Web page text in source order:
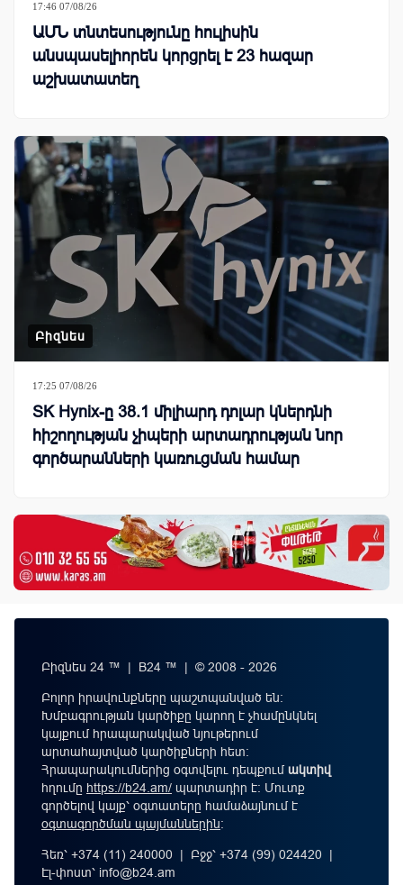
17:46 07/08/26
ԱՄՆ տնտեսությունը հուլիսին
անսպասելիորեն կորցրել է 23 հազար
աշխատատեղ
Բիզնես
17:25 07/08/26
SK Hynix-ը 38.1 միլիարդ դոլար կներդնի
հիշողության չիպերի արտադրության նոր
գործարանների կառուցման համար
Բիզնես 24 ™ | B24 ™ | © 2008 - 2026
Բոլոր իրավունքները պաշտպանված են:
Խմբագրության կարծիքը կարող է չհամընկնել
կայքում հրապարակված նյութերում
արտահայտված կարծիքների հետ:
Հրապարակումներից օգտվելու դեպքումակտիվ
հղումը https://b24.am/ պարտադիր է: Մուտք
գործելով կայք՝ օգտատերը համաձայնում է
օգտագործման պայմաններին։
Հեռ՝ +374 (11) 240000 | Բջջ՝ +374 (99) 024420 |
Էլ-փոստ՝ info@b24.am